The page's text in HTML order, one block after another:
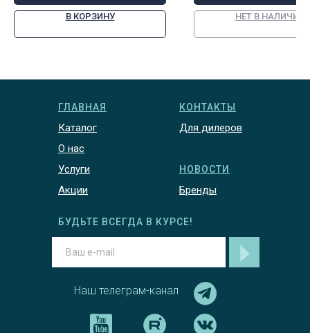
В КОРЗИНУ НЕТ В НАЛИЧИИ
ГЛАВНАЯ
Каталог
О нас
Услуги
Акции
КОНТАКТЫ
Для дилеров
НОВОСТИ
Бренды
Наш телеграм-канал
БУДЬТЕ ВСЕГДА В КУРСЕ!